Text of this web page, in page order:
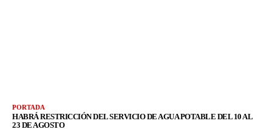
PORTADA
HABRÁ RESTRICCIÓN DEL SERVICIO DE AGUA POTABLE DEL 10 AL
23 DE AGOSTO